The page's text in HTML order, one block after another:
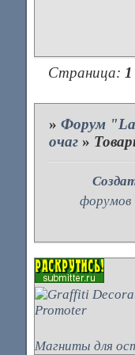
Страница:1
»Форум
очаг »
форумов
Магниты для